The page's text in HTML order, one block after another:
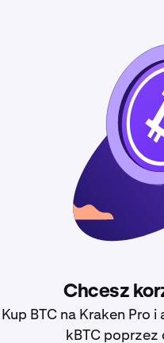
Chcesz
Kup BTC na Kraken Pro
kBTC poprzez